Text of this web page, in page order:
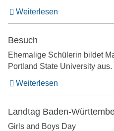
Weiterlesen
Besuch
Ehemalige Schülerin bildet
Portland State University aus.
Weiterlesen
Landtag Baden-
Girls and Boys Day